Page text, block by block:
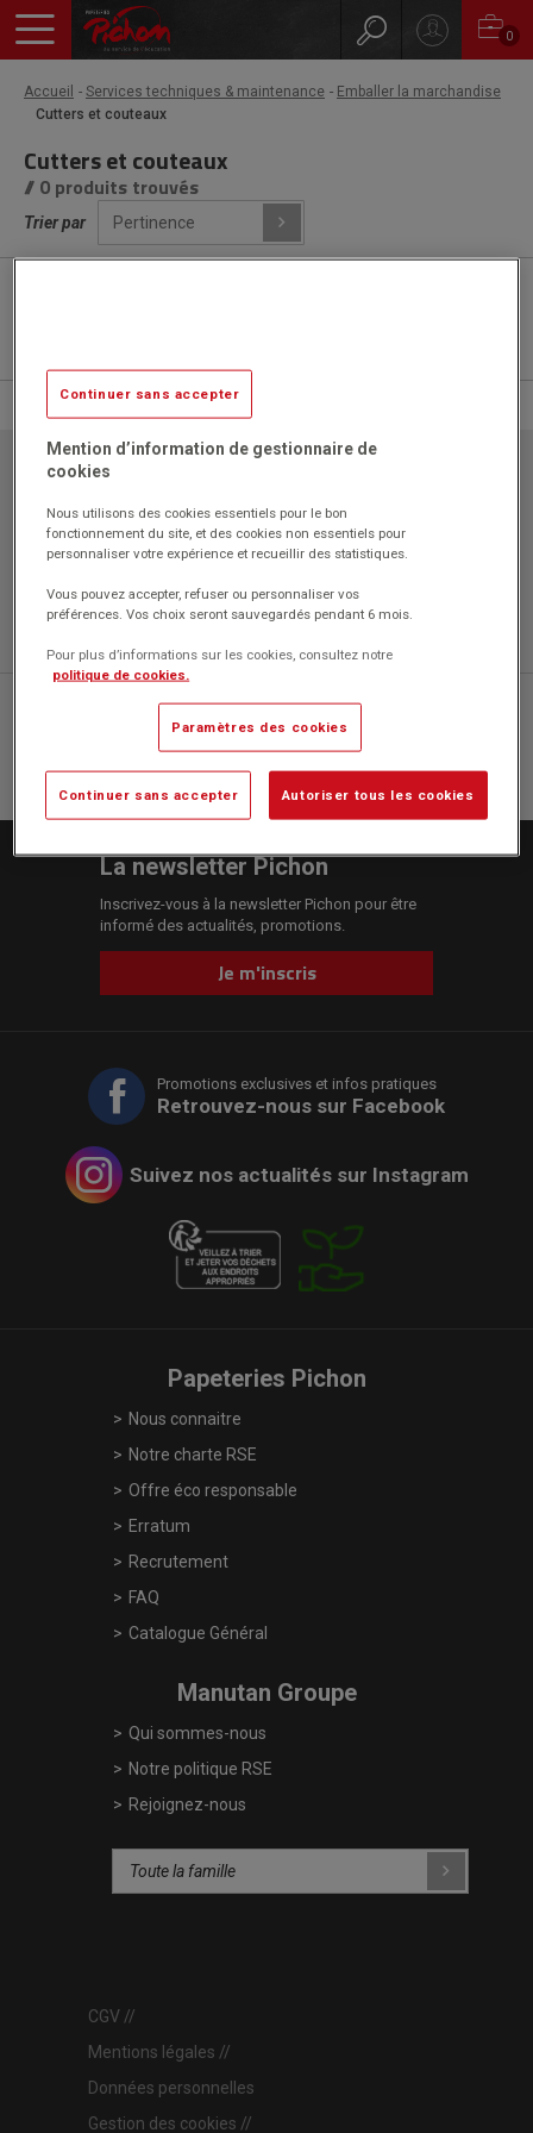
0
Accueil Services techniques & maintenance
Emballer la marchandise
Cutters et couteaux
Cutters et couteaux
// 0 produits trouvés
Trier par
750 rue Colonel Louis Lemaire
42340 VEAUCHE
04 77 43 46 20
La newsletter Pichon
Inscrivez-vous à la newsletter Pichon pour être
informé des actualités, promotions.
Je m'inscris
Promotions exclusives et infos pratiques
Retrouvez-nous sur Facebook
Suivez nos actualités sur Instagram
Papeteries Pichon
Nous connaitre
Notre charte RSE
Offre éco responsable
Erratum
Recrutement
FAQ
Catalogue Général
Manutan Groupe
Qui sommes-nous
Notre politique RSE
Rejoignez-nous
CGV
Mentions légales
Données personnelles
Gestion des cookies
Continuer sans accepter
Mention d’information de gestionnaire de
cookies
Nous utilisons des cookies essentiels pour le bon
fonctionnement du site, et des cookies non essentiels pour
personnaliser votre expérience et recueillir des statistiques.
Vous pouvez accepter, refuser ou personnaliser vos
préférences. Vos choix seront sauvegardés pendant 6 mois.
Pour plus d’informations sur les cookies, consultez notre
politique de cookies.
Paramètres des cookies
Continuer sans accepter Autoriser tous les cookies